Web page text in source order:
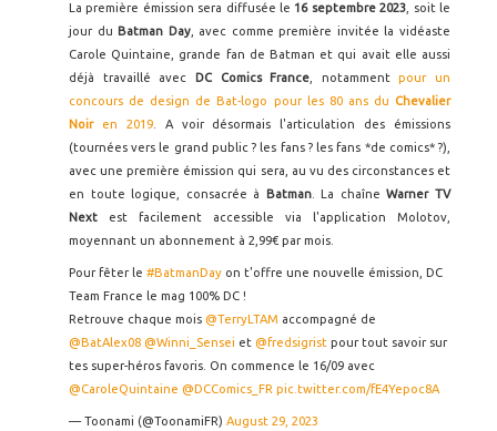
La première émission sera diffusée le 16 septembre 2023 , soit le
jour du Batman Day, avec comme première invitée la vidéaste
Carole Quintaine, grande fan de Batman et qui avait elle aussi
déjà travaillé avec
DC Comics France , notammentpour un
concours de design de Bat-logo pour les 80 ans du Chevalier
Noir en 2019. A voir désormais l'articulation des émissions
(tournées vers le grand public ? les fans ? les fans *de comics* ?),
avec une première émission qui sera, au vu des circonstances et
en toute logique, consacrée à
Batman. La chaîneWarner TV
Next est facilement accessible via l'application Molotov,
moyennant un abonnement à 2,99€ par mois.
Pour fêter le #BatmanDay on t'offre une nouvelle émission, DC
Team France le mag 100% DC !
Retrouve chaque mois @TerryLTAM accompagné de
@BatAlex08 @Winni_Sensei et @fredsigrist pour tout savoir sur
tes super-héros favoris. On commence le 16/09 avec
@CaroleQuintaine @DCComics_FR pic.twitter.com/fE4Yepoc8A
— Toonami (@ToonamiFR) August 29, 2023